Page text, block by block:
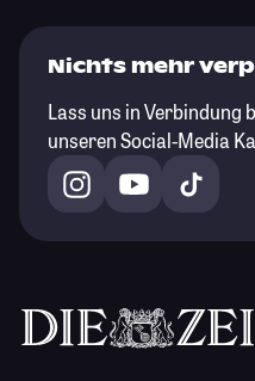
Nichts mehr
Lass uns in Verbindung
unseren Social-Media